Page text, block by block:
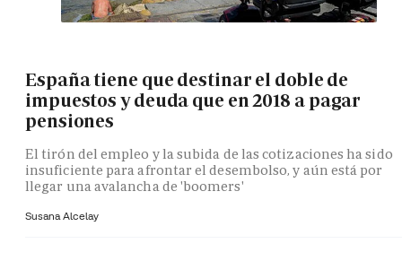
España tiene que destinar el doble de
impuestos y deuda que en 2018 a pagar
pensiones
El tirón del empleo y la subida de las cotizaciones ha sido
insuficiente para afrontar el desembolso, y aún está por
llegar una avalancha de 'boomers'
Susana Alcelay